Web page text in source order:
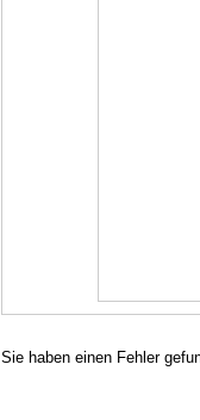
Sie haben einen Fehler